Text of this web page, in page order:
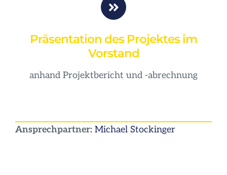
Präsentation des Projektes im
Vorstand
anhand Projektbericht und -abrechnung
Ansprechpartner: Michael Stockinger